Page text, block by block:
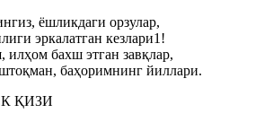
ёшликдаги орзулар,
эркалатган кезлари1!
илҳом бахш этган завқлар,
баҳоримнинг йиллари.
ҚИЗИ